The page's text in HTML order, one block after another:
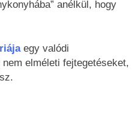
anélkül, hogy
egy valódi
elméleti fejtegetéseket,